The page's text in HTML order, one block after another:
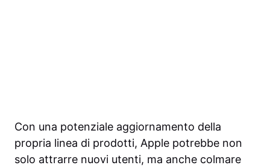
Con una potenziale aggiornamento della
propria linea di prodotti, Apple potrebbe non
solo attrarre nuovi utenti, ma anche colmare